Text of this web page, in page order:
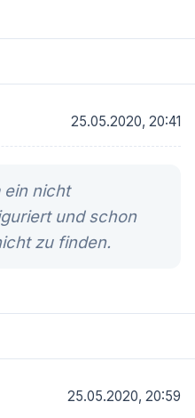
25.05.2020, 20:41
ein nicht
und schon
zu finden.
25.05.2020, 20:59